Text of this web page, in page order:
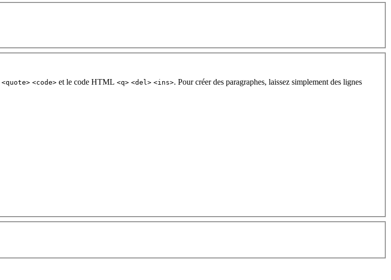
<quote> <code> et le code HTML <q> <del> <ins>. Pour créer des paragraphes, laissez simplement des lignes